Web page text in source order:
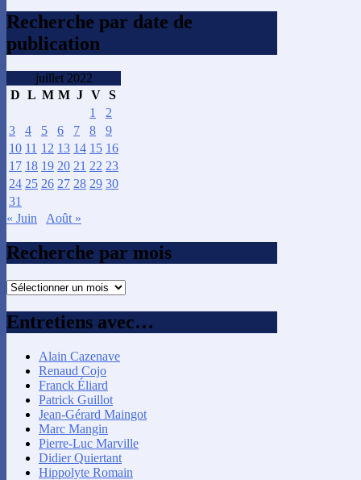
Recherche par date de
publication
juillet 2022
D L M M J V S
1
2
3
4 5 6 7 8
9
10 11 12 13 14 15 16
17 18 19 20 21 22 23
24 25 26 27 28 29 30
31
« Juin
Août »
Recherche par mois
Recherche
mois
Entretiens avec…
Alain Cazenave
Renaud Cojo
Franck Éliard
Patrick Guillot
Jean-Gérard Maingot
Marc Mangin
Pierre-Luc Marville
Didier Quiertant
Hippolyte Romain